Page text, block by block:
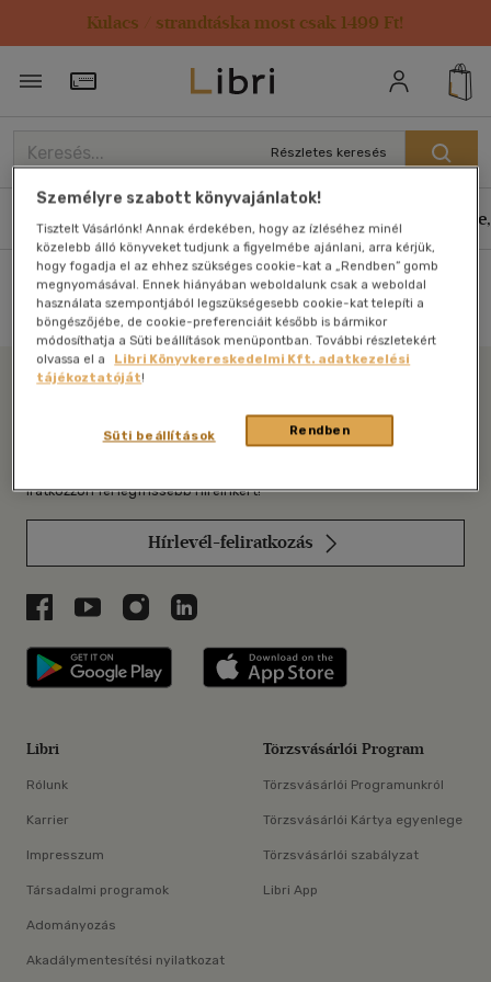
Kulacs / strandtáska most csak 1499 Ft!
Törzsvásárlói Kártya adatai
Részletes keresés
Könyvek E-könyvek Hangoskönyvek Antikvár
Főoldal Főoldal Sikerlisták
Iratkozzon fel legfrissebb híreinkért!
Hírlevél-feliratkozás
Libri a Facebookon
Libri a Youtube-on
Libri az Instagramon
Libri a LinkedInen
Libri applikáció Szerezd meg: Google
Libri
Rólunk
Karrier
Impresszum
Társadalmi programok
Adományozás
Akadálymentesítési nyilatkozat
Törzsvásárlói Program
Törzsvásárlói Programunkról
Törzsvásárlói Kártya egyenlege
Törzsvásárlói szabályzat
Libri App
Személyre szabott könyvajánlatok!
Tisztelt Vásárlónk! Annak érdekében, hogy az ízléséhez minél
közelebb álló könyveket tudjunk a figyelmébe ajánlani, arra kérjük,
hogy fogadja el az ehhez szükséges cookie-kat a „Rendben” gomb
megnyomásával. Ennek hiányában weboldalunk csak a weboldal
használata szempontjából legszükségesebb cookie-kat telepíti a
böngészőjébe, de cookie-preferenciáit később is bármikor
módosíthatja a Süti beállítások menüpontban. További részletekért
olvassa el a
Libri Könyvkereskedelmi Kft. adatkezelési
tájékoztatóját!
Rendben
Süti beállítások